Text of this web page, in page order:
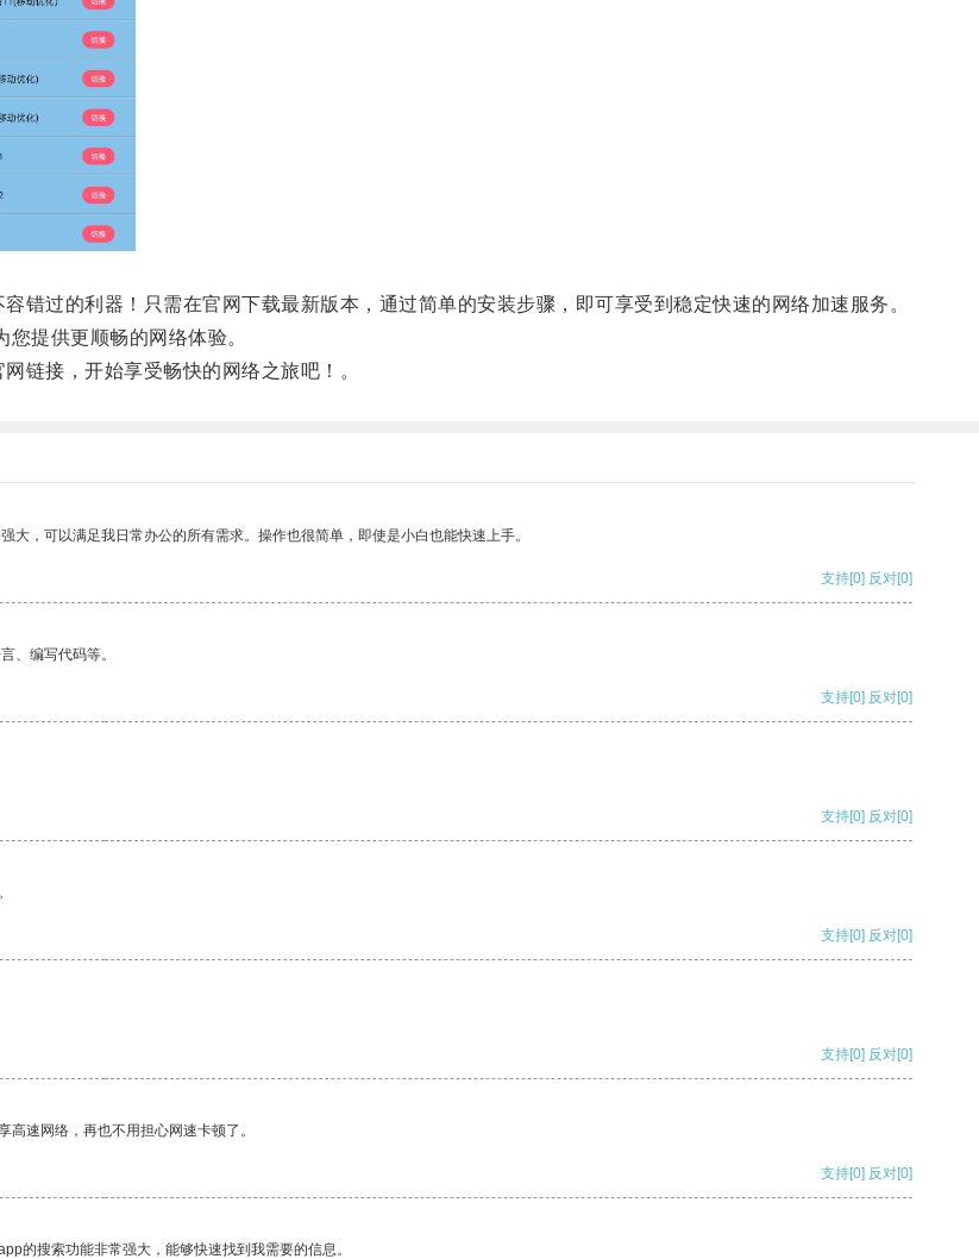
过的利器！只需在官网下载最新版本，通过简单的安装步骤，即可享受到稳定快速的网络加速服务。
提供更顺畅的网络体验。
接，开始享受畅快的网络之旅吧！。
，可以满足我日常办公的所有需求。操作也很简单，即使是小白也能快速上手。
支持[0] 反对[0]
、编写代码等。
支持[0] 反对[0]
支持[0] 反对[0]
支持[0] 反对[0]
支持[0] 反对[0]
速网络，再也不用担心网速卡顿了。
支持[0] 反对[0]
的搜索功能非常强大，能够快速找到我需要的信息。